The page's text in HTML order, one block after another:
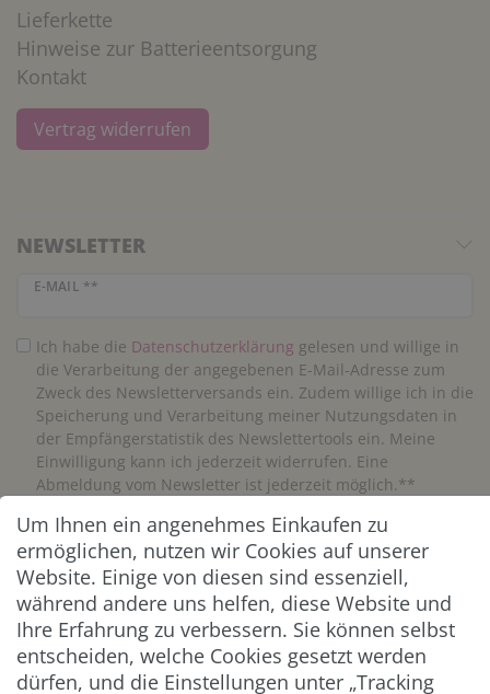
Lieferkette
Hinweise zur Batterieentsorgung
Kontakt
Vertrag widerrufen
NEWSLETTER
E-MAIL **
Newsletter Honig
Ich habe die Daten­schutz­erklärung gelesen und willige in
die Verarbeitung der angegebenen E-Mail-Adresse zum
Zweck des Newsletterversands ein. Zudem willige ich in die
Speicherung und Verarbeitung meiner Nutzungsdaten in
der Empfängerstatistik des Newslettertools ein. Meine
Einwilligung kann ich jederzeit widerrufen. Eine
Abmeldung vom Newsletter ist jederzeit möglich.**
Abonnieren
** Hierbei handelt es sich um ein Pflichtfeld.
ZAHLUNG & VERSAND
Um Ihnen ein angenehmes Einkaufen zu
ermöglichen, nutzen wir Cookies auf unserer
Website. Einige von diesen sind essenziell,
während andere uns helfen, diese Website und
Ihre Erfahrung zu verbessern. Sie können selbst
entscheiden, welche Cookies gesetzt werden
dürfen, und die Einstellungen unter „Tracking